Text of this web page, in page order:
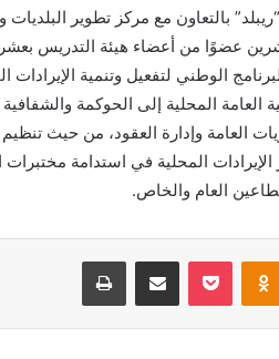
بالتعاون مع مركز تطوير البلديات
عضوًا من أعضاء هيئة التدريس
الوطني لتفعيل وتنمية الإيرادات
المحلية إلى الحوكمة
العامة وإدارة العقود، من حيث
المحلية في استدامة مختبرات
العام والخاص.
Odnoklassniki
بوكيت مشاركة عبر البريد طباعة